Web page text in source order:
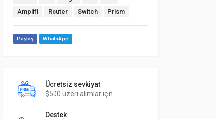
Amplifi
Router Switch Prism
Paylaş WhatsApp
Ücretsiz sevkiyat
$500 üzeri alımlar için
Destek